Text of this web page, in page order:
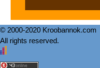
© 2000-2020 Kroobannok.com
All rights reserved.